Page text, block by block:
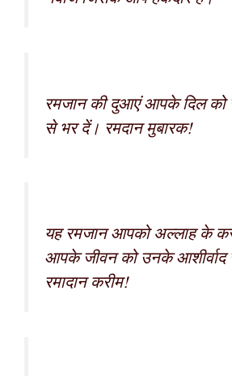
रमजान की दुआएं आपके दिल
से भर दें। रमदान मुबारक!
यह रमजान आपको अल्लाह के
आपके जीवन को उनके
रमादान करीम!